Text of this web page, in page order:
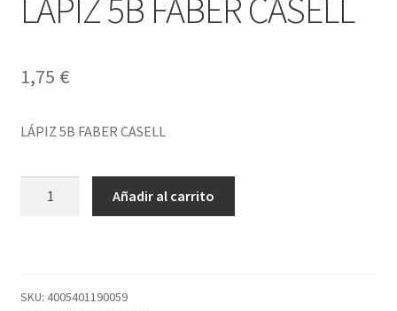
LÁPIZ 5B FABER CASELL
1,75 €
LÁPIZ 5B FABER CASELL
Añadir al carrito
SKU: 4005401190059